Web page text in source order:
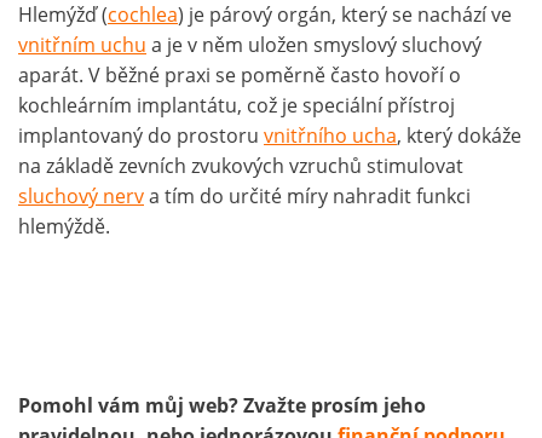
Hlemýžď (cochlea) je párový orgán, který se nachází ve
vnitřním uchu a je v něm uložen smyslový sluchový
aparát. V běžné praxi se poměrně často hovoří o
kochleárním implantátu, což je speciální přístroj
implantovaný do prostoru vnitřního ucha, který dokáže
na základě zevních zvukových vzruchů stimulovat
sluchový nerva tím do určité míry nahradit funkci
hlemýždě.
Pomohl vám můj web? Zvažte prosím jeho